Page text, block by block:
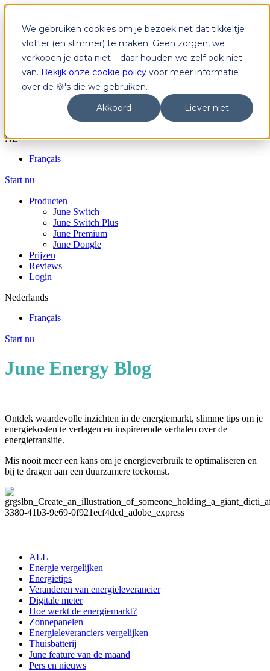
We gebruiken cookies om je bezoek net dat tikkeltje
vlotter (en slimmer) te maken. Geen zorgen, we
verkopen je data niet – daar houden we zelf ook niet
van. Bekijk onze cookie policy voor meer informatie
over de 🍪's die we gebruiken.
Akkoord
Liever niet
Producten
June Switch
June Switch Plus
June Premium
June Dongle
Prijzen
NL
Français
Start nu
Producten
June Switch
June Switch Plus
June Premium
June Dongle
Prijzen
Reviews
Login
Nederlands
Français
Start nu
June Energy Blog
Ontdek waardevolle inzichten in de energiemarkt, slimme tips om je
energiekosten te verlagen en inspirerende verhalen over de
energietransitie.
Mis nooit meer een kans om je energieverbruik te optimaliseren en
bij te dragen aan een duurzamere toekomst.
ALL
Energie vergelijken
Energietips
Veranderen van energieleverancier
Digitale meter
Hoe werkt de energiemarkt?
Zonnepanelen
Energieleveranciers vergelijken
Thuisbatterij
June feature van de maand
Pers en nieuws